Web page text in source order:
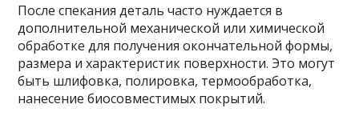
После спекания деталь часто нуждается в
дополнительной механической или химической
обработке для получения окончательной формы,
размера и характеристик поверхности. Это могут
быть шлифовка, полировка, термообработка,
нанесение биосовместимых покрытий.